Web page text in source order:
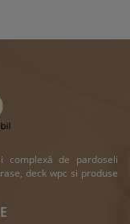
de pardoseli
deck wpc si produse